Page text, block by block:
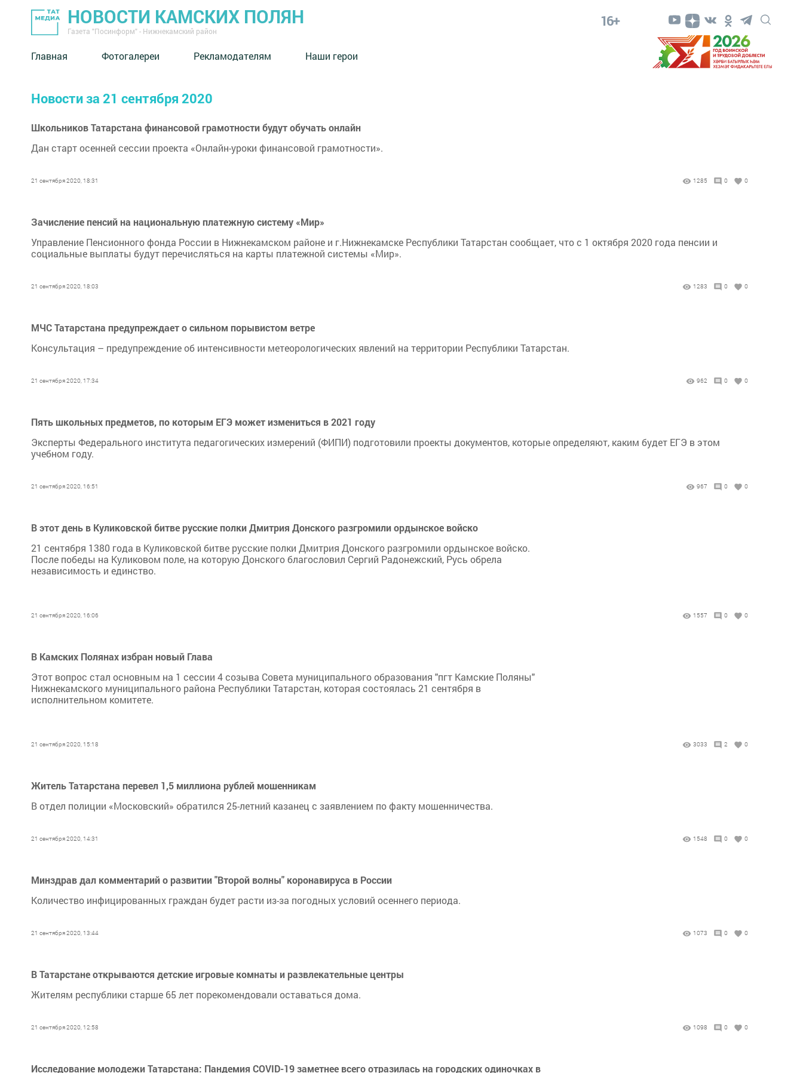
НОВОСТИ КАМСКИХ ПОЛЯН
Газета "Посинформ" - Нижнекамский район
16+
Главная Фотогалереи Рекламодателям Наши герои
Новости за 21 сентября 2020
Школьников Татарстана финансовой грамотности будут обучать онлайн
Дан старт осенней сессии проекта «Онлайн-уроки финансовой грамотности».
21 сентября 2020, 18:31 1285 0 0
Зачисление пенсий на национальную платежную систему «Мир»
Управление Пенсионного фонда России в Нижнекамском районе и г.Нижнекамске Республики Татарстан сообщает, что с 1 октября 2020 года пенсии и
социальные выплаты будут перечисляться на карты платежной системы «Мир».
21 сентября 2020, 18:03 1283 0 0
МЧС Татарстана предупреждает о сильном порывистом ветре
Консультация – предупреждение об интенсивности метеорологических явлений на территории Республики Татарстан.
21 сентября 2020, 17:34 962 0 0
Пять школьных предметов, по которым ЕГЭ может измениться в 2021 году
Эксперты Федерального института педагогических измерений (ФИПИ) подготовили проекты документов, которые определяют, каким будет ЕГЭ в этом
учебном году.
21 сентября 2020, 16:51 967 0 0
В этот день в Куликовской битве русские полки Дмитрия Донского разгромили ордынское войско
21 сентября 1380 года в Куликовской битве русские полки Дмитрия Донского разгромили ордынское войско.
После победы на Куликовом поле, на которую Донского благословил Сергий Радонежский, Русь обрела
независимость и единство.
21 сентября 2020, 16:06 1557 0 0
В Камских Полянах избран новый Глава
Этот вопрос стал основным на 1 сессии 4 созыва Совета муниципального образования "пгт Камские Поляны"
Нижнекамского муниципального района Республики Татарстан, которая состоялась 21 сентября в
исполнительном комитете.
21 сентября 2020, 15:18 3033 2 0
Житель Татарстана перевел 1,5 миллиона рублей мошенникам
В отдел полиции «Московский» обратился 25-летний казанец с заявлением по факту мошенничества.
21 сентября 2020, 14:31 1548 0 0
Минздрав дал комментарий о развитии "Второй волны" коронавируса в России
Количество инфицированных граждан будет расти из-за погодных условий осеннего периода.
21 сентября 2020, 13:44 1073 0 0
В Татарстане открываются детские игровые комнаты и развлекательные центры
Жителям республики старше 65 лет порекомендовали оставаться дома.
21 сентября 2020, 12:58 1098 0 0
Исследование молодежи Татарстана: Пандемия COVID-⁠19 заметнее всего отразилась на городских одиночках в